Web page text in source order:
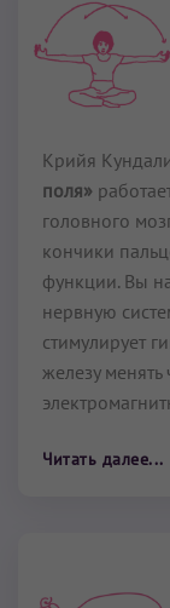
Крийя
поля»
головного
кончики
функции. Вы
нервную
стимулирует
железу менять
Читать далее...